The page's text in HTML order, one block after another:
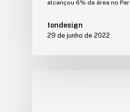
alcançou 6% da área no
tondesign
29 de junho de 2022